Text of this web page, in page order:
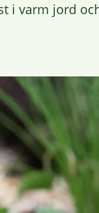
i varm jord